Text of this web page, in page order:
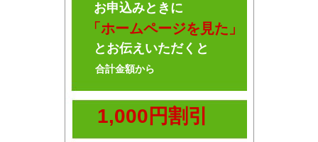
お申込みときに
「ホームページを見た」
とお伝えいただくと
合計金額から
1,000円割引